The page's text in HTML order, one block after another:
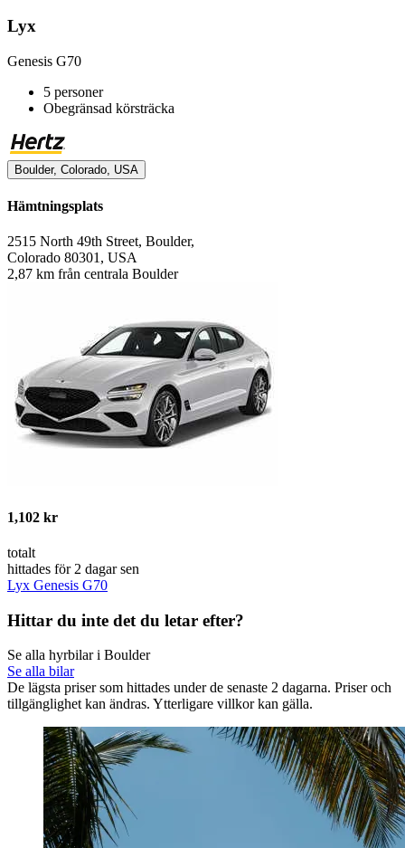
Lyx
Genesis G70
5 personer
Obegränsad körsträcka
Boulder, Colorado, USA
Hämtningsplats
2515 North 49th Street, Boulder,
Colorado 80301, USA
2,87 km från centrala Boulder
1,102 kr
totalt
hittades för 2 dagar sen
Lyx Genesis G70
Hittar du inte det du letar efter?
Se alla hyrbilar i Boulder
Se alla bilar
De lägsta priser som hittades under de senaste 2 dagarna. Priser och
tillgänglighet kan ändras. Ytterligare villkor kan gälla.